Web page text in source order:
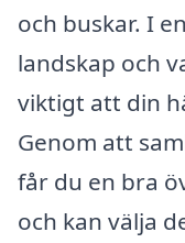
och buskar. I
landskap och
viktigt att din
Genom att
får du en bra
och kan välja